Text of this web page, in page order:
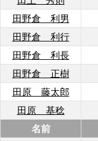
田野倉 利男
田野倉 利行
田野倉 利長
田野倉 正樹
田原 藤太郎
田原 基稔
名前